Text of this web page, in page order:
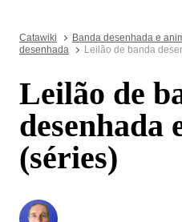
Catawiki Banda desenhada e
desenhada
Leilão de banda
Leilão de
desenhada
(séries)